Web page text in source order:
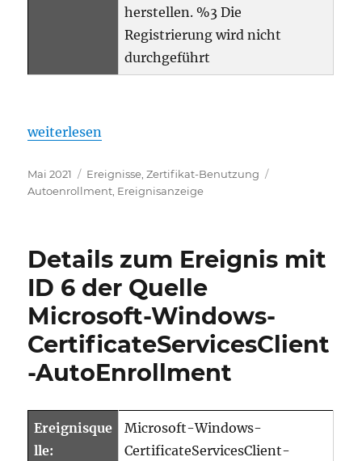
herstellen. %3 Die
Registrierung wird nicht
durchgeführt
„Details zum Ereignis mit ID 15 der Quelle
weiterlesen
Veröffentlicht
am
Mai 2021 Kategorien
Ereignisse,Zertifikat-Benutzung
Autoenrollment, Ereignisanzeige
Details zum Ereignis mit
ID 6 der Quelle
Microsoft-Windows-
CertificateServicesClient
-AutoEnrollment
Ereignisque
lle:
Microsoft-Windows-
CertificateServicesClient-